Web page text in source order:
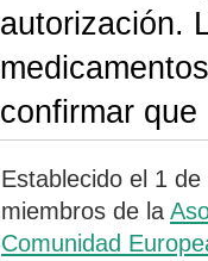
autorización.
confirmar
Establecido el 1
miembros de la
Comunidad